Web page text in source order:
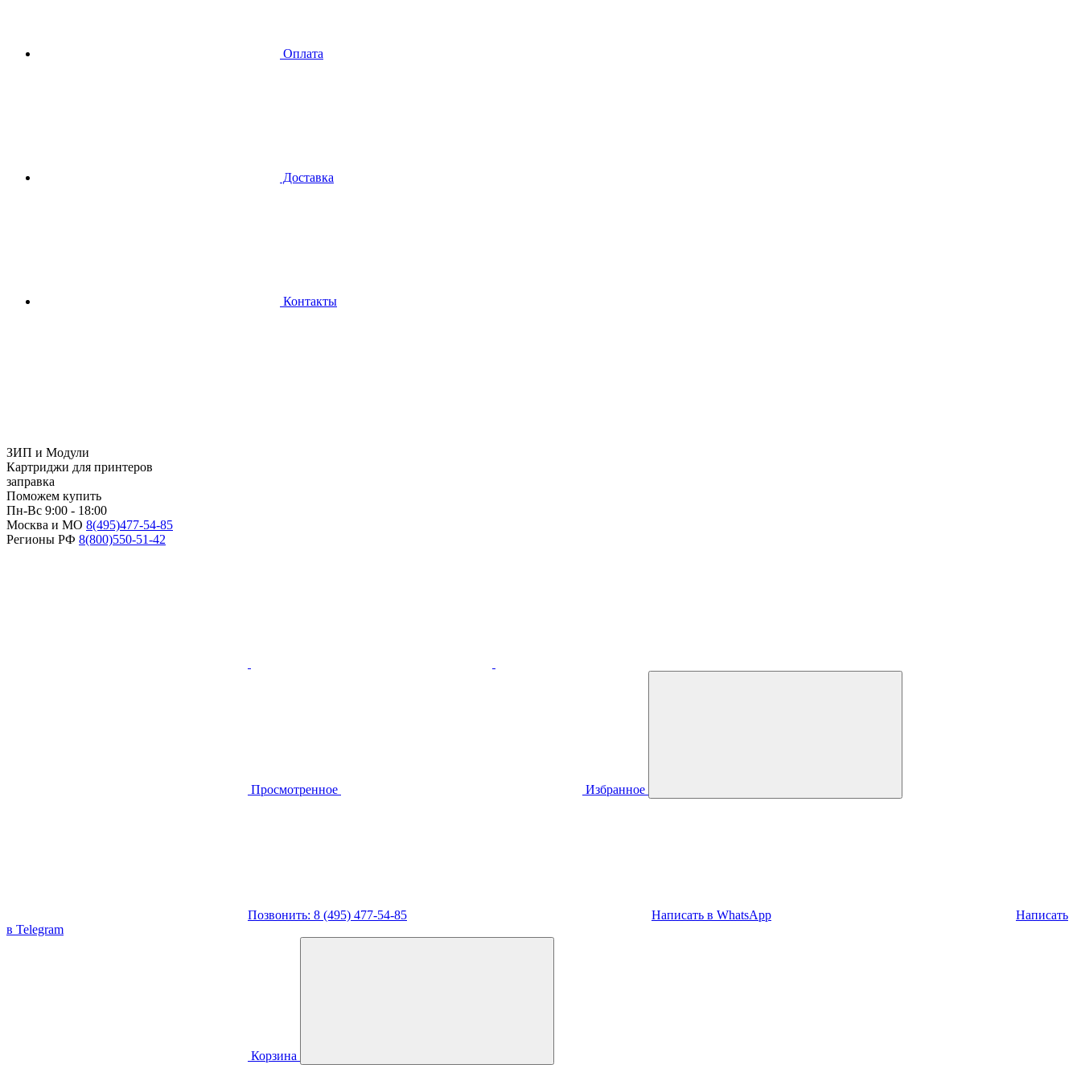
Оплата
Доставка
Контакты
ЗИП и Модули
Картриджи для принтеров
заправка
Поможем купить
Пн-Вс 9:00 - 18:00
Москва и МО 8(495)477-54-85
Регионы РФ 8(800)550-51-42
Просмотренное Избранное
Позвонить: 8 (495) 477-54-85 Написать в WhatsApp
Написать
в Telegram
Корзина